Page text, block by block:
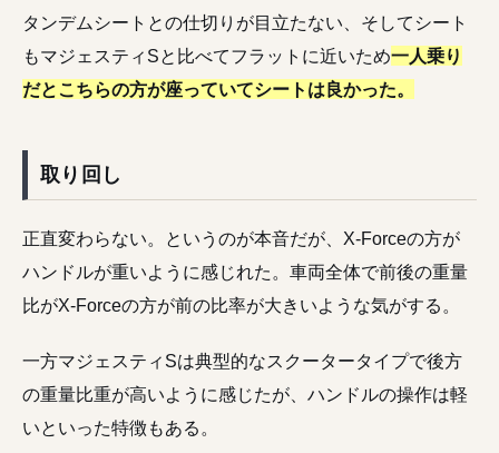
タンデムシートとの仕切りが目立たない、そしてシート
もマジェスティSと比べてフラットに近いため一人乗り
だとこちらの方が座っていてシートは良かった。
取り回し
正直変わらない。というのが本音だが、X-Forceの方が
ハンドルが重いように感じれた。車両全体で前後の重量
比がX-Forceの方が前の比率が大きいような気がする。
一方マジェスティSは典型的なスクータータイプで後方
の重量比重が高いように感じたが、ハンドルの操作は軽
いといった特徴もある。